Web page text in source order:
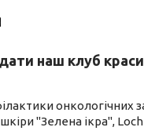
наш клуб
онкологічних
"Зелена ікра",